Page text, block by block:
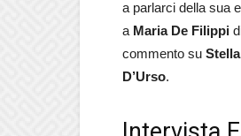
a parlarci della sua
a Maria De Filippi
commento su
D’Urso.